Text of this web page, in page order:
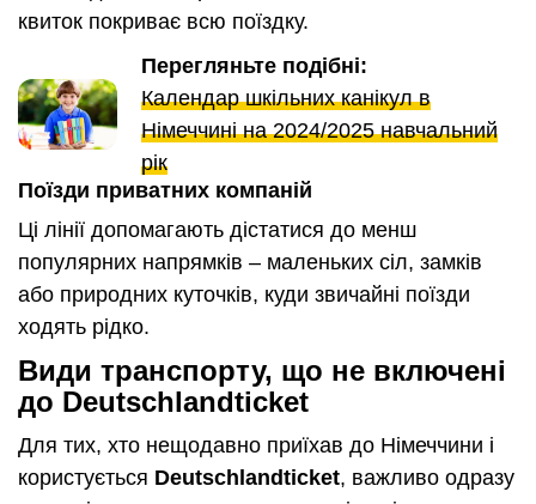
квиток покриває всю поїздку.
Перегляньте подібні:
Календар шкільних канікул в
Німеччині на 2024/2025 навчальний
рік
Поїзди приватних компаній
Ці лінії допомагають дістатися до менш
популярних напрямків – маленьких сіл, замків
або природних куточків, куди звичайні поїзди
ходять рідко.
Види транспорту, що не включені
до Deutschlandticket
Для тих, хто нещодавно приїхав до Німеччини і
користується Deutschlandticket, важливо одразу